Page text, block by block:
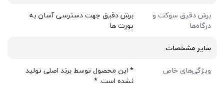
برش دقیق سوکت و
درگاه‌ها
برش دقیق جهت دسترسی آسان به
پورت ها
سایر مشخصات
ویژگی‌های خاص
* این محصول توسط برند اصلی تولید
نشده است. *